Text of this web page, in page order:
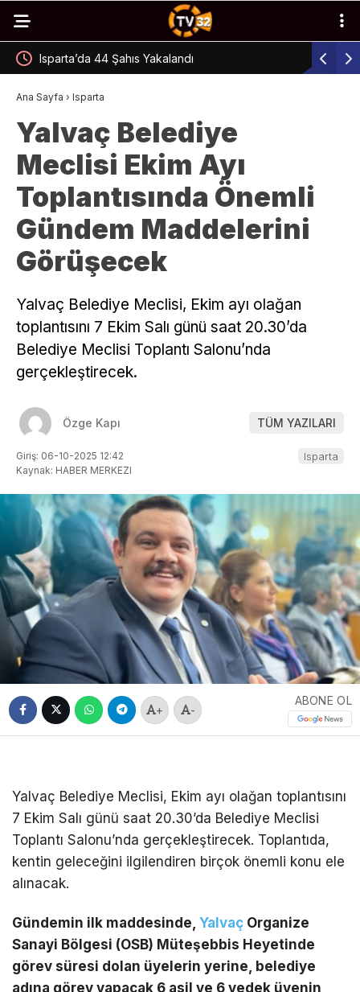
Isparta’da 44 Şahıs Yakalandı E-Sınav
Ana Sayfa › Isparta
Yalvaç Belediye
Meclisi Ekim Ayı
Toplantısında Önemli
Gündem Maddelerini
Görüşecek
Yalvaç Belediye Meclisi, Ekim ayı olağan
toplantısını 7 Ekim Salı günü saat 20.30’da
Belediye Meclisi Toplantı Salonu’nda
gerçekleştirecek.
Özge Kapı TÜM YAZILARI
Giriş: 06-10-2025 12:42
Kaynak: HABER MERKEZI
Isparta
+ -
ABONE OL
Yalvaç Belediye Meclisi, Ekim ayı olağan toplantısını
7 Ekim Salı günü saat 20.30’da Belediye Meclisi
Toplantı Salonu’nda gerçekleştirecek. Toplantıda,
kentin geleceğini ilgilendiren birçok önemli konu ele
al ınacak.
Gündemin ilk maddesinde, Yalvaç Organize
Sanayi Bölgesi (OSB) Müteşebbis Heyetinde
görev süresi dolan üyelerin yerine, belediye
ad ına görev yapacak 6 asil ve 6 yedek üyenin